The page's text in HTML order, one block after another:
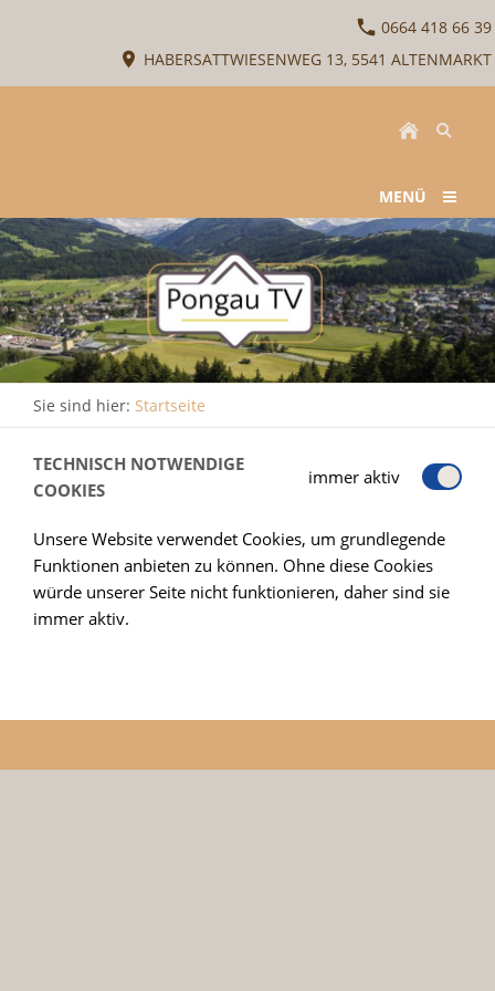
0664 418 66 39
HABERSATTWIESENWEG 13, 5541 ALTENMARKT
MENÜ
Sie sind hier: Startseite
TECHNISCH NOTWENDIGE
COOKIES
immer aktiv
Unsere Website verwendet Cookies, um grundlegende
Funktionen anbieten zu können. Ohne diese Cookies
würde unserer Seite nicht funktionieren, daher sind sie
immer aktiv.